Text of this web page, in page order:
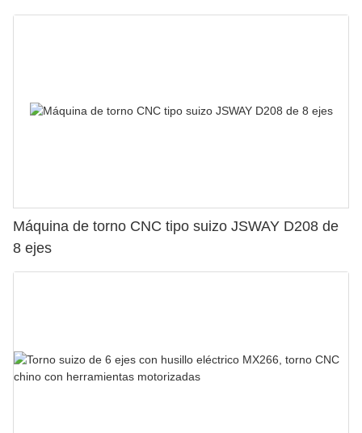
Máquina de torno CNC tipo suizo JSWAY D208 de
8 ejes